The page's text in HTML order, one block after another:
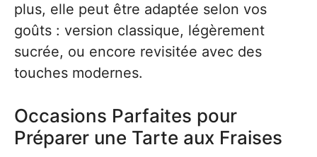
plus, elle peut être adaptée selon vos
goûts : version classique, légèrement
sucrée, ou encore revisitée avec des
touches modernes.
Occasions Parfaites pour
Préparer une Tarte aux Fraises